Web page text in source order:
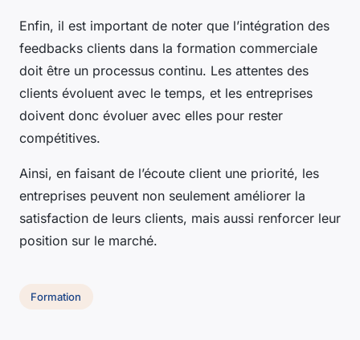
Enfin, il est important de noter que l’intégration des
feedbacks clients dans la formation commerciale
doit être un processus continu. Les attentes des
clients évoluent avec le temps, et les entreprises
doivent donc évoluer avec elles pour rester
compétitives.
Ainsi, en faisant de l’écoute client une priorité, les
entreprises peuvent non seulement améliorer la
satisfaction de leurs clients, mais aussi renforcer leur
position sur le marché.
Formation